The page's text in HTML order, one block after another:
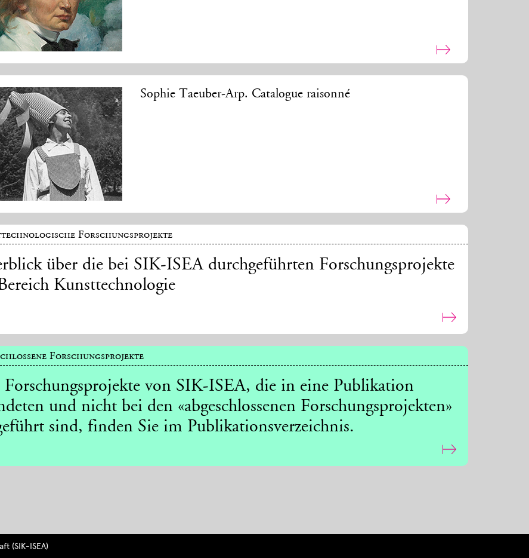
Sophie Taeuber-Arp. Catalogue raisonné
Forschungsprojekte
über die bei SIK-ISEA durchgeführten Forschungsprojekte
Kunsttechnologie
Forschungsprojekte
Forschungsprojekte von SIK-ISEA, die in eine Publikation
und nicht bei den «abgeschlossenen Forschungsprojekten»
sind, finden Sie im Publikationsverzeichnis.
(SIK-ISEA)